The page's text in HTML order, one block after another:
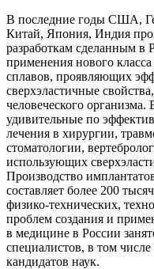
В последние годы США,
Китай, Япония, Индия
разработкам сделанным в
применения нового
сплавов, проявляющих
сверхэластичные
человеческого
удивительные по
лечения в хирургии,
стоматологии,
использующих
Производство
составляет более 200
физико-технических,
проблем создания и
в медицине в России
специалистов, в том
кандидатов наук.